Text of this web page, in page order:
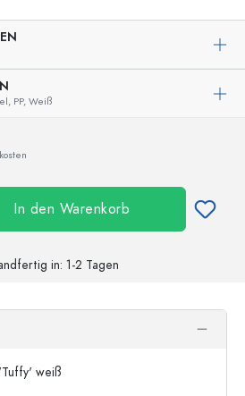
PP, Weiß
In den Warenkorb
in: 1-2 Tagen
weiß